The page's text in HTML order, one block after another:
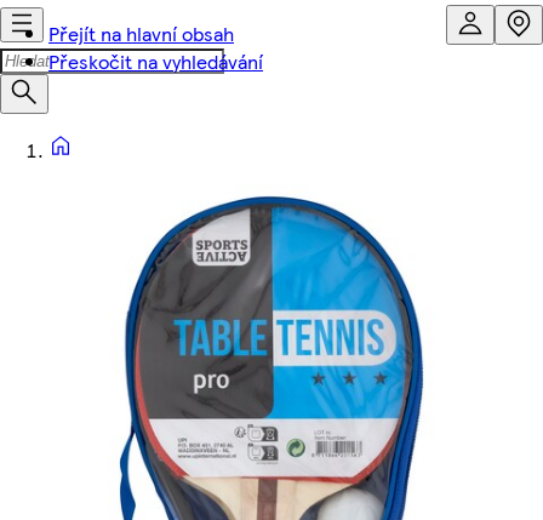
Přejít na hlavní obsah
Přeskočit na vyhledávání